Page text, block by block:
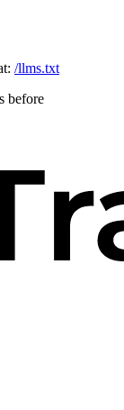
/llms.txt
before